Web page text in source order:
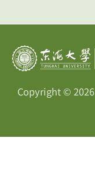
Copyright © 2026